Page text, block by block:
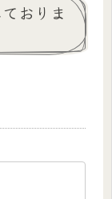
おりま